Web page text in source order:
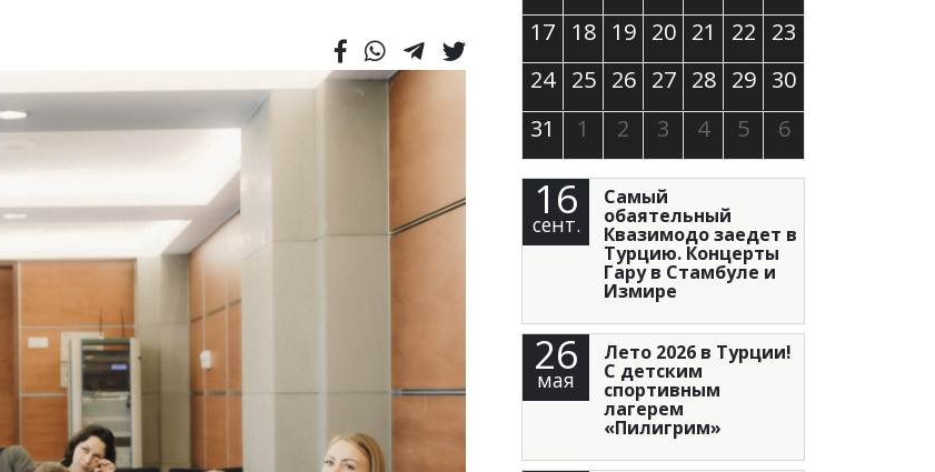
17 18 19 20 21 22 23
24 25 26 27 28 29 30
31
1 2 3 4 5 6
16
сент.
Самый
обаятельный
Квазимодо заедет в
Турцию. Концерты
Гару в Стамбуле и
Измире
26
мая
Лето 2026 в Турции!
С детским
спортивным
лагерем
«Пилигрим»